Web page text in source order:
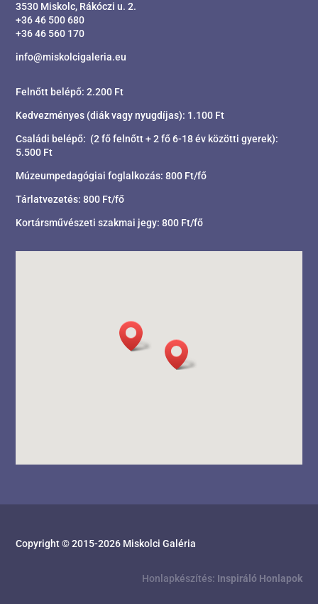
3530 Miskolc, Rákóczi u. 2.
+36 46 500 680
+36 46 560 170
info@miskolcigaleria.eu
Felnőtt belépő: 2.200 Ft
Kedvezményes (diák vagy nyugdíjas): 1.100 Ft
Családi belépő: (2 fő felnőtt + 2 fő 6-18 év közötti gyerek):
5.500 Ft
Múzeumpedagógiai foglalkozás: 800 Ft/fő
Tárlatvezetés: 800 Ft/fő
Kortársművészeti szakmai jegy: 800 Ft/fő
Copyright © 2015-2026 Miskolci Galéria
Honlapkészítés: Inspiráló Honlapok